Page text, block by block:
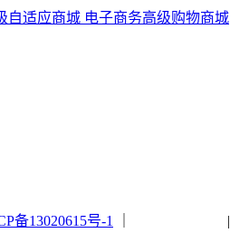
自适应商城 电子商务高级购物商城
备13020615号-1 |